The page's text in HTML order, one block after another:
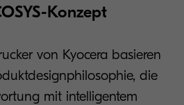
Konzept
von Kyocera basieren
die
mit intelligentem